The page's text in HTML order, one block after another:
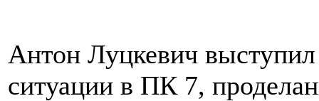
Антон Луцкевич
ситуации в ПК 7,